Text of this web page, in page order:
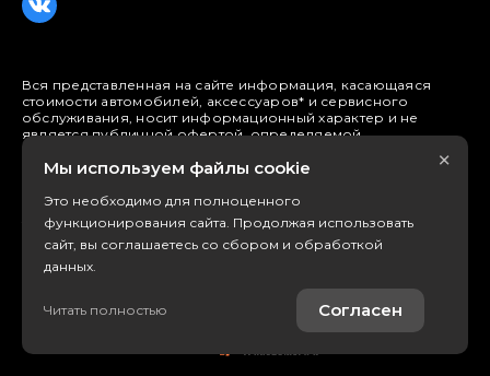
Вся представленная на сайте информация, касающаяся
стоимости автомобилей, аксессуаров* и сервисного
обслуживания, носит информационный характер и не
является публичной офертой, определяемой
информации обращайтесь в наши автосалоны.
изменена в любое время без предварительного
уведомления. * Стоимость аксессуаров указана без учета
стоимости установки.
Правовая информация
Работает на технологиях
Мы используем файлы cookie
Это необходимо для полноценного
функционирования сайта. Продолжая использовать
сайт, вы соглашаетесь со сбором и обработкой
данных.
Читать полностью Согласен
×